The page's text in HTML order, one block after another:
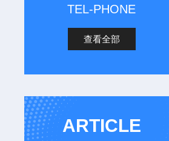
TEL-PHONE
查看全部
ARTICLE